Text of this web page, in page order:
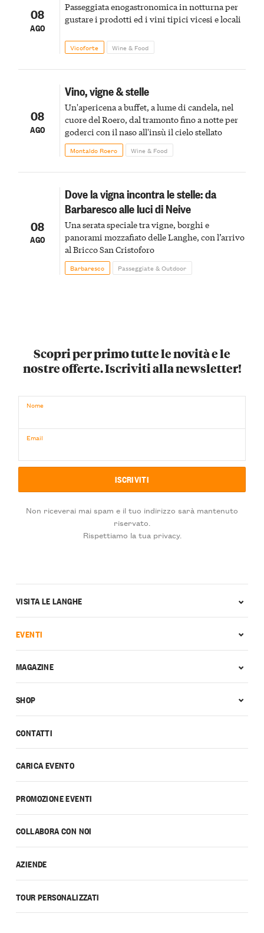
08
AGO
Passeggiata enogastronomica in notturna per
gustare i prodotti ed i vini tipici vicesi e locali
Vicoforte Wine & Food
08
AGO
Vino, vigne & stelle
Un'apericena a buffet, a lume di candela, nel
cuore del Roero, dal tramonto fino a notte per
goderci con il naso all'insù il cielo stellato
Montaldo Roero Wine & Food
08
AGO
Dove la vigna incontra le stelle: da
Barbaresco alle luci di Neive
Una serata speciale tra vigne, borghi e
panorami mozzafiato delle Langhe, con l’arrivo
al Bricco San Cristoforo
Barbaresco Passeggiate & Outdoor
Scopri per primo tutte le novità e le
nostre offerte. Iscriviti alla newsletter!
Nome
Email
Non riceverai mai spam e il tuo indirizzo sarà mantenuto
riservato.
Rispettiamo la tua privacy.
CONTATTI
CARICA EVENTO
PROMOZIONE EVENTI
COLLABORA CON NOI
AZIENDE
TOUR PERSONALIZZATI
VISITA LE LANGHE
EVENTI
MAGAZINE
SHOP